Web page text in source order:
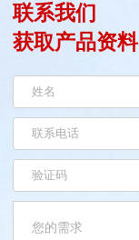
联系我们
获取产品资料